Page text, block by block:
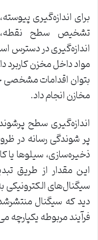
برای اندازه‌گیری
تشخیص سطح
اندازه‌گیری در دسترس
مواد داخل مخزن کاربرد
بتوان اقدامات
مخازن انجام داد.
پر شوندگی رسانه در
ذخیره‌سازی، سیلوها یا
این مقدار از طریق
سیگنال‌های
دید که سیگنال
فرآیند مربوطه یکپارچه